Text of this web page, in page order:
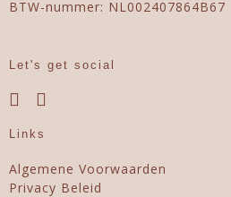
BTW-nummer: NL002407864B67
Let's get social
Links
Algemene Voorwaarden
Privacy Beleid